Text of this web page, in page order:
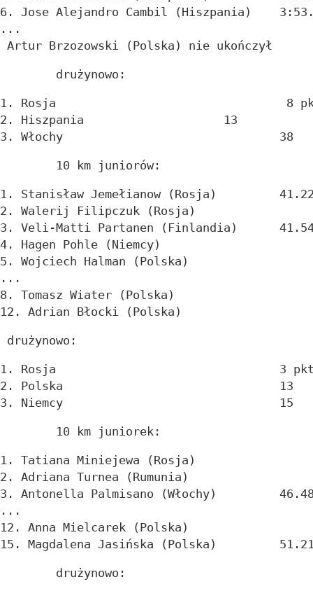
6. Jose Alejandro Cambil
...
Artur Brzozowski (Polska) nie ukończył
	drużynowo:
1. Rosja
2. Hiszpania			13
3. Włochy				38
	10 km juniorów:
1. Stanisław Jemełianow (Rosja)
3. Veli-Matti Partanen (Finlandia)
...
drużynowo:
1. Rosja				3
2. Polska				13
3. Niemcy				15
	10 km juniorek:
3. Antonella Palmisano (Włochy)
...
15. Magdalena Jasińska (Polska)
	drużynowo: